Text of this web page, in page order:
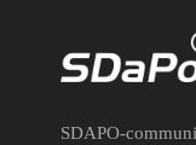
SDAPO-